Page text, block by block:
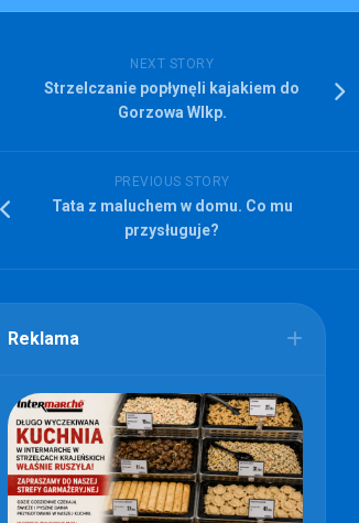
NEXT STORY
Strzelczanie popłynęli kajakiem do
Gorzowa Wlkp.
PREVIOUS STORY
Tata z maluchem w domu. Co mu
przysługuje?
Reklama